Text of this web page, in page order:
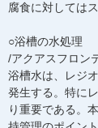
腐食に対しては
○浴槽の水処理
/アクアスフロン
浴槽水は、レジ
発生する。特に
り重要である。